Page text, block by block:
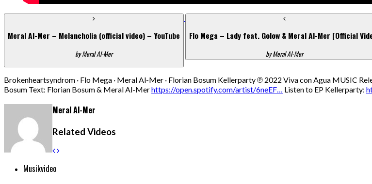
Meral Al-Mer – Melancholia (official video) – YouTube
by Meral Al-Mer
Flo Mega – Lady feat. Golow & Meral Al-Mer [Official
by Meral Al-Mer
Brokenheartsyndrom · Flo Mega · Meral Al-Mer · Florian Bosum Kellerparty ℗ 2022 Viva con Agua MUSIC
Bosum Text: Florian Bosum & Meral Al-Merhttps://open.spotify.com/artist/6neEF… Listen to EP Kellerparty:
Meral Al-Mer
Related Videos
Musikvideo